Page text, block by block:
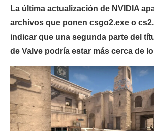
La última actualización de NVIDIA
archivos que ponen csgo2.exe o
indicar que una segunda parte del
de Valve podría estar más cerca de